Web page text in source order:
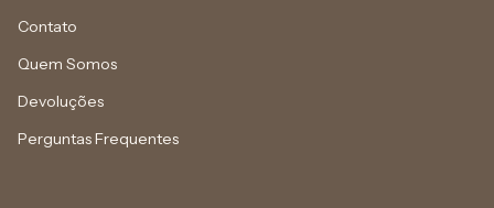
Contato
Quem Somos
Devoluções
Perguntas Frequentes